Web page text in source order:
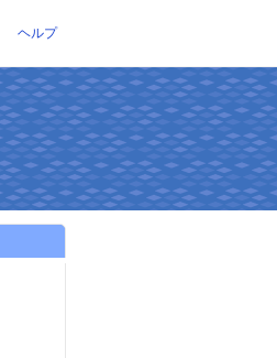
ヘルプ